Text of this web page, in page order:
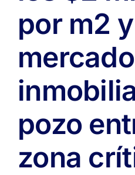
por m2
mercado
pozo
zona